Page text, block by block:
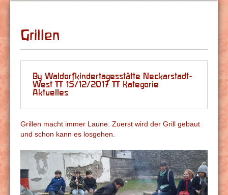
Grillen
By Waldorfkindertagesstätte Neckarstadt-
West | 15/12/2017 | Kategorie
Aktuelles
Grillen macht immer Laune. Zuerst wird der Grill gebaut
und schon kann es losgehen.